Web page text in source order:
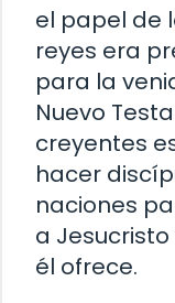
el papel de
reyes era
para la
Nuevo
creyentes
hacer
naciones
a
él ofrece.